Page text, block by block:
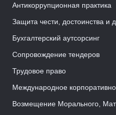
Антикоррупционная практика
Защита чести, достоинства и
Бухгалтерский аутсорсинг
Сопровождение тендеров
Трудовое право
Международное
Возмещение Морального,